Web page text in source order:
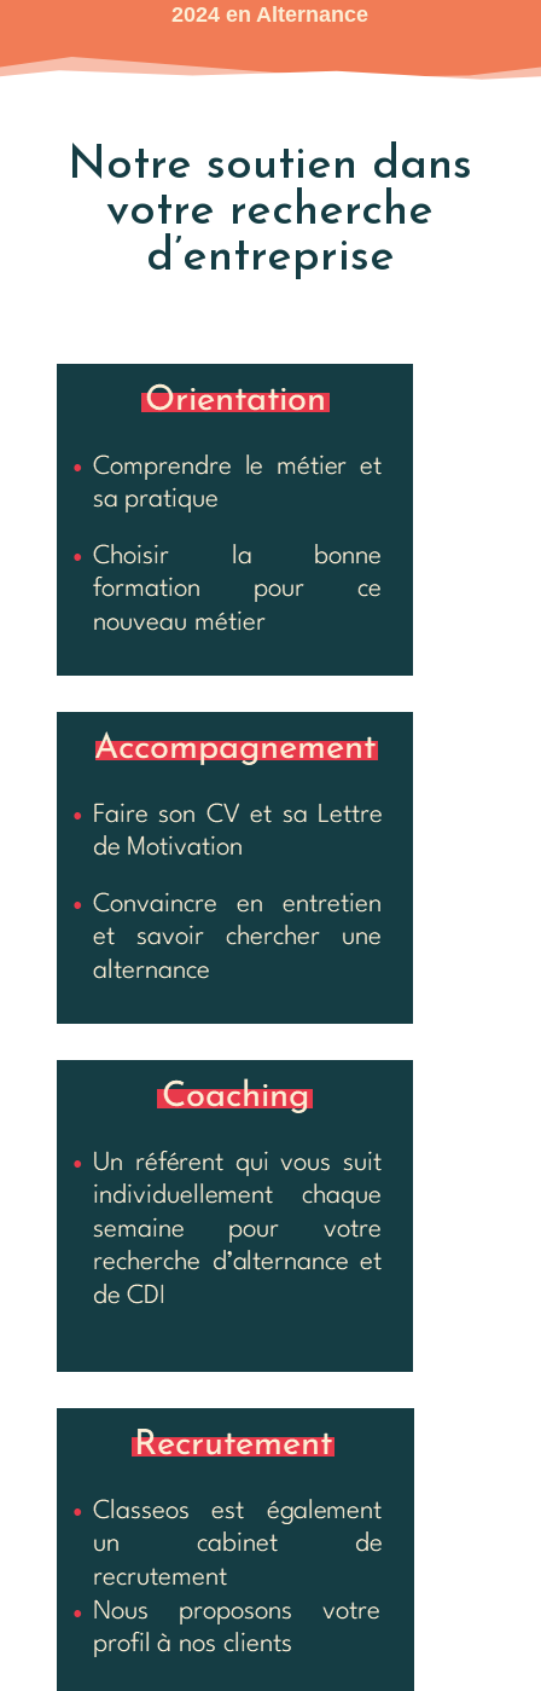
2024 en Alternance
Notre soutien dans
votre recherche
d’entreprise